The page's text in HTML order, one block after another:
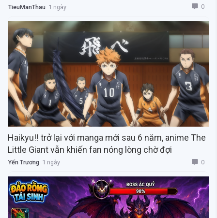
TieuManThau 1 ngày 0
Haikyu!! trở lại với manga mới sau 6 năm, anime The
Little Giant vẫn khiến fan nóng lòng chờ đợi
Yến Trương 1 ngày 0